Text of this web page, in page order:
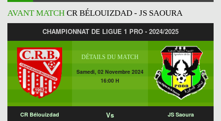
AVANT MATCH CR BÉLOUIZDAD - JS SAOURA
CHAMPIONNAT DE LIGUE 1 PRO - 2024/2025
DÉTAILS DU MATCH
Samedi, 02 Novembre 2024
16:00 H
CR Bélouizdad Vs JS Saoura